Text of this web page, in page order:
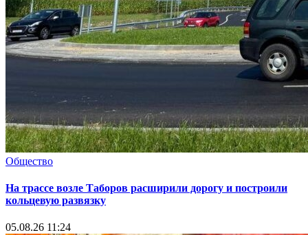
Общество
На трассе возле Таборов расширили дорогу и построили
кольцевую развязку
05.08.26 11:24